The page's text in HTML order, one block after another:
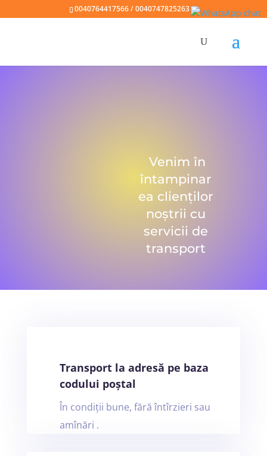
0040764417566 / 0040747825263
Venim în
întampinar
ea clienților
noștrii cu
servicii de
transport
Transport la adresă pe baza
codului poștal
În condiții bune, fără întîrzieri sau
amînări .